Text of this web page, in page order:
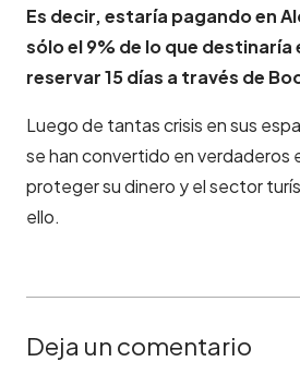
Es decir, estaría pagando en
sólo el 9% de lo que
reservar 15 días a través de
Luego de tantas crisis en sus
se han convertido en verdaderos
proteger su dinero y el sector
ello.
Deja un comentario